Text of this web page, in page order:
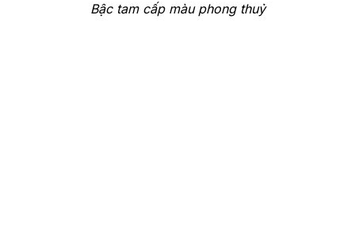
Bậc tam cấp màu phong thuỷ